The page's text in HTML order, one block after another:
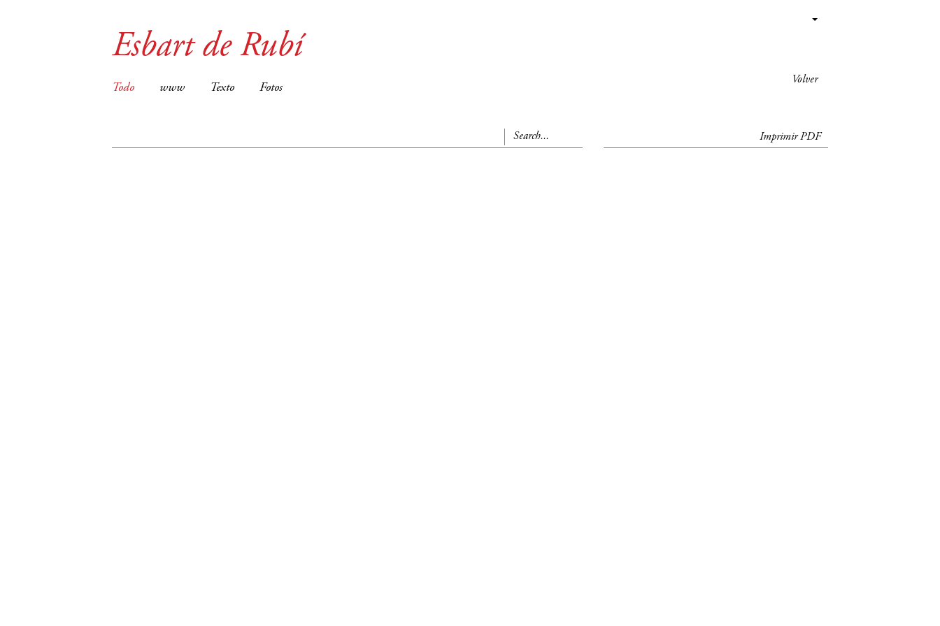
Volver
Esbart de Rubí
Todo www Texto Fotos
Imprimir PDF